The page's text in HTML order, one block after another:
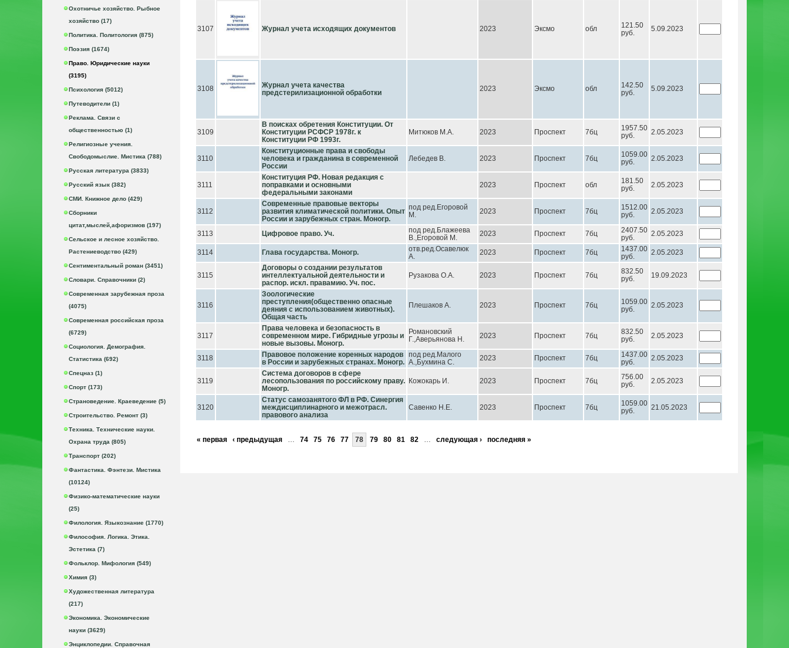
Охотничье хозяйство. Рыбное
хозяйство (17)
Политика. Политология (875)
Поэзия (1674)
Право. Юридические науки
(3195)
Психология (5012)
Путеводители (1)
Реклама. Связи с
общественностью (1)
Религиозные учения.
Свободомыслие. Мистика (788)
Русская литература (3833)
Русский язык (382)
СМИ. Книжное дело (429)
Сборники
цитат,мыслей,афоризмов (197)
Сельское и лесное хозяйство.
Растениеводство (429)
Сентиментальный роман (3451)
Словари. Справочники (2)
Современная зарубежная проза
(4075)
Современная российская проза
(6729)
Социология. Демография.
Статистика (692)
Спецназ (1)
Спорт (173)
Страноведение. Краеведение (5)
Строительство. Ремонт (3)
Техника. Технические науки.
Охрана труда (805)
Транспорт (202)
Фантастика. Фэнтези. Мистика
(10124)
Физико-математические науки
(25)
Филология. Языкознание (1770)
Философия. Логика. Этика.
Эстетика (7)
Фольклор. Мифология (549)
Химия (3)
Художественная литература
(217)
Экономика. Экономические
науки (3629)
Энциклопедии. Справочная
3107 Журнал учета исходящих документов 2023 Эксмо обл
121.50
руб.
5.09.2023
3108
Журнал учета качества
предстерилизационной обработки
2023 Эксмо обл
142.50
руб.
5.09.2023
3109
В поисках обретения Конституции. От
Конституции РСФСР 1978г. к
Конституции РФ 1993г.
Митюков М.А. 2023 Проспект 7бц
1957.50
руб.
2.05.2023
3110
Конституционные права и свободы
человека и гражданина в современной
России
Лебедев В. 2023 Проспект 7бц
1059.00
руб.
2.05.2023
3111
Конституция РФ. Новая редакция с
поправками и основными
федеральными законами
2023 Проспект обл
181.50
руб.
2.05.2023
3112
Современные правовые векторы
развития климатической политики. Опыт
России и зарубежных стран. Моногр.
под ред.Егоровой
М.
2023 Проспект 7бц
1512.00
руб.
2.05.2023
3113 Цифровое право. Уч.
под ред.Блажеева
В.,Егоровой М.
2023 Проспект 7бц
2407.50
руб.
2.05.2023
3114 Глава государства. Моногр.
отв.ред.Осавелюк
А.
2023 Проспект 7бц
1437.00
руб.
2.05.2023
3115
Договоры о создании результатов
интеллектуальной деятельности и
распор. искл. правамию. Уч. пос.
Рузакова О.А. 2023 Проспект 7бц
832.50
руб.
19.09.2023
3116
Зоологические
преступления(общественно опасные
деяния с использованием животных).
Общая часть
Плешаков А. 2023 Проспект 7бц
1059.00
руб.
2.05.2023
3117
Права человека и безопасность в
современном мире. Гибридные угрозы и
новые вызовы. Моногр.
Романовский
Г.,Аверьянова Н.
2023 Проспект 7бц
832.50
руб.
2.05.2023
3118
Правовое положение коренных народов
в России и зарубежных странах. Моногр.
под ред.Малого
А.,Бухмина С.
2023 Проспект 7бц
1437.00
руб.
2.05.2023
3119
Система договоров в сфере
лесопользования по российскому праву.
Моногр.
Кожокарь И. 2023 Проспект 7бц
756.00
руб.
2.05.2023
3120
Статус самозанятого ФЛ в РФ. Синергия
междисциплинарного и межотрасл.
правового анализа
Савенко Н.Е. 2023 Проспект 7бц
1059.00
руб.
21.05.2023
« первая ‹ предыдущая … 74 75 76 77 78 79 80 81 82 … следующая › последняя »